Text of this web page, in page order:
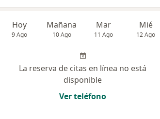
Hoy
9 Ago
Mañana
10 Ago
Mar
11 Ago
Mié
12 Ago
La reserva de citas en línea no está
disponible
Ver teléfono